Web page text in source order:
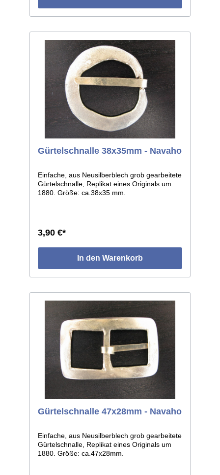
Gürtelschnalle 38x35mm - Navaho
Einfache, aus Neusilberblech grob gearbeitete
Gürtelschnalle, Replikat eines Originals um
1880. Größe: ca.38x35 mm.
3,90 €*
In den Warenkorb
Gürtelschnalle 47x28mm - Navaho
Einfache, aus Neusilberblech grob gearbeitete
Gürtelschnalle, Replikat eines Originals um
1880. Größe: ca.47x28mm.